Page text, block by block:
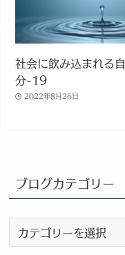
社会に飲み込まれる自
分-19
2022年8月26日
ブログカテゴリー
ロ